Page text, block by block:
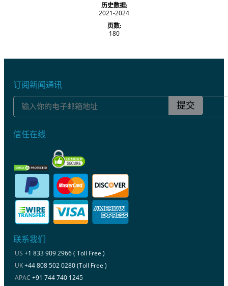
历史数据:
2021-2024
页数:
180
订阅新闻通讯
提交
信任在线
联系我们
US +1 833 909 2966 ( Toll Free )
UK+44 808 502 0280 (Toll Free )
APAC +91 744 740 1245